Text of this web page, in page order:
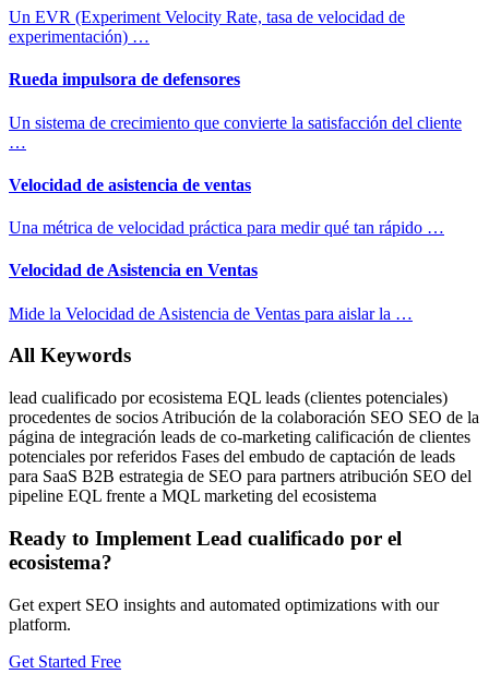
Un EVR (Experiment Velocity Rate, tasa de velocidad de
experimentación) …
Rueda impulsora de defensores
Un sistema de crecimiento que convierte la satisfacción del cliente
…
Velocidad de asistencia de ventas
Una métrica de velocidad práctica para medir qué tan rápido …
Velocidad de Asistencia en Ventas
Mide la Velocidad de Asistencia de Ventas para aislar la …
All Keywords
lead cualificado por ecosistema EQL leads (clientes potenciales)
procedentes de socios Atribución de la colaboración SEO SEO de la
página de integración leads de co-marketing calificación de clientes
potenciales por referidos Fases del embudo de captación de leads
para SaaS B2B estrategia de SEO para partners atribución SEO del
pipeline EQL frente a MQL marketing del ecosistema
Ready to Implement Lead cualificado por el
ecosistema?
Get expert SEO insights and automated optimizations with our
platform.
Get Started Free